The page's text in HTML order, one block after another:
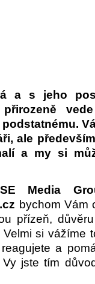
a s jeho
ale
a my si
Media
bychom Vám
přízeň,
si vážíme
a
jste tím